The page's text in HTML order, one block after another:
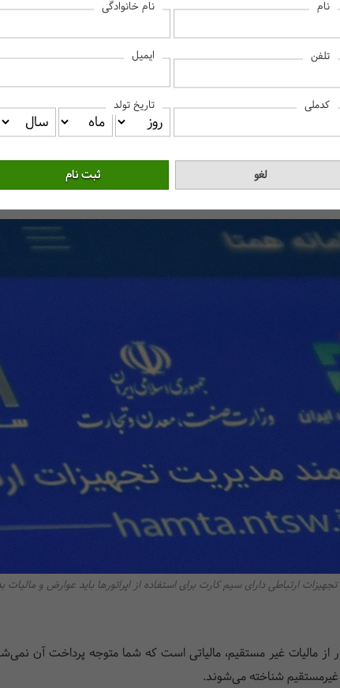
حقیقی و حقوقی مشمول پرداخت مالیات خواهد بود. به عنوان
بلکه کارفرمای شما قبل از
پزشکی هم باید مالیات مربوط به فروش کالا و خدمات را پرداخت کنند.
روش محاسبه این مالیات از طریق خود اظهاری و سامانه
کامل از این قانون، مطلب «
قانون پایانه‌های فروشگاهی و
تجاری ملزم به پرداخت مالیات نیستند. در قانون جدید مالیات
مبالغ یا اموالی است که همیشگی نیست. جایزه، پاداش، قرعه
دریافتی بستگی دارد.
ارتباطی دارای سیم کارت برای استفاده از اپراتورها باید عوارض و مالیات
از مالیات غیر مستقیم، مالیاتی است که شما متوجه پرداخت آن
غیرمستقیم شناخته می‌شوند.
نام نام خانوادگی
تلفن ایمیل
کدملی تاریخ تولد